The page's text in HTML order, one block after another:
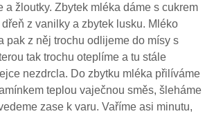
a žloutky. Zbytek mléka dáme s cukrem
z vanilky a zbytek lusku. Mléko
pak z něj trochu odlijeme do mísy s
tak trochu oteplíme a tu stále
nezdrcla. Do zbytku mléka přilíváme
teplou vaječnou směs, šleháme
zase k varu. Vaříme asi minutu,